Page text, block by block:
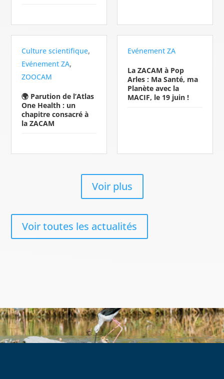
Culture scientifique,
Evénement ZA,
ZOOCAM
🌍 Parution de l’Atlas
One Health : un
chapitre consacré à
la ZACAM
Evénement ZA
La ZACAM à Pop
Arles : Ma Santé, ma
Planète avec la
MACIF, le 19 juin !
Voir plus
Voir toutes les actualités